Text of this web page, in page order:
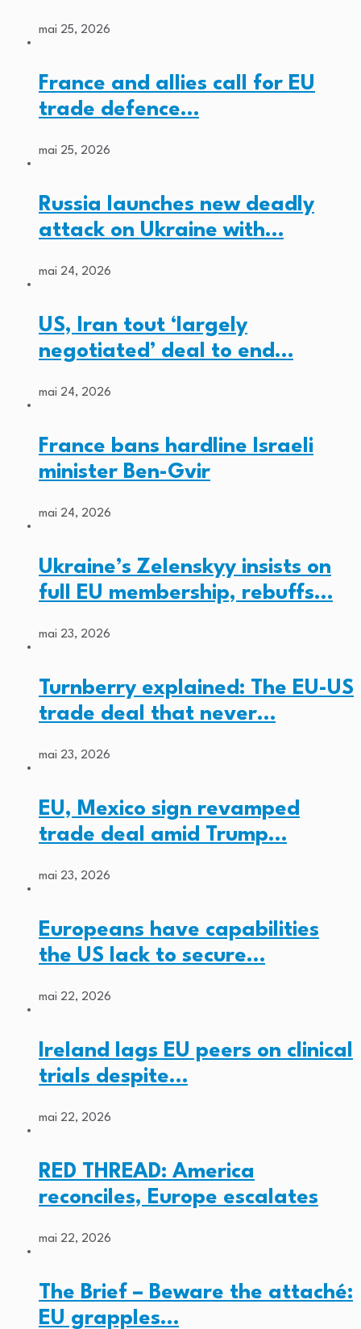
mai 25, 2026
France and allies call for EU
trade defence…
mai 25, 2026
Russia launches new deadly
attack on Ukraine with…
mai 24, 2026
US, Iran tout ‘largely
negotiated’ deal to end…
mai 24, 2026
France bans hardline Israeli
minister Ben-Gvir
mai 24, 2026
Ukraine’s Zelenskyy insists on
full EU membership, rebuffs…
mai 23, 2026
Turnberry explained: The EU-US
trade deal that never…
mai 23, 2026
EU, Mexico sign revamped
trade deal amid Trump…
mai 23, 2026
Europeans have capabilities
the US lack to secure…
mai 22, 2026
Ireland lags EU peers on clinical
trials despite…
mai 22, 2026
RED THREAD: America
reconciles, Europe escalates
mai 22, 2026
The Brief – Beware the attaché:
EU grapples…